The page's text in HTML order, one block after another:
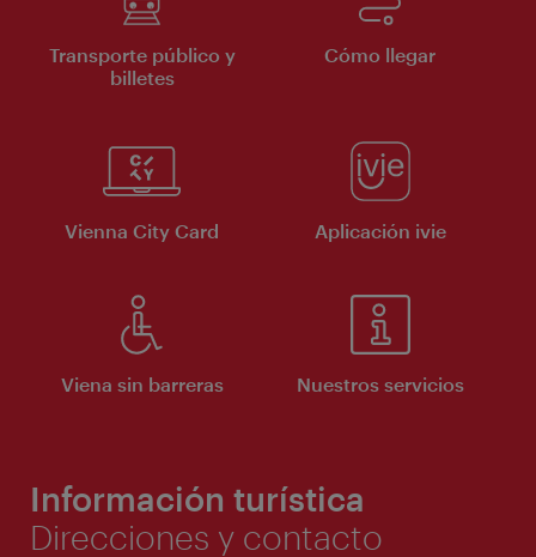
Transporte público y
billetes
Cómo llegar
Vienna City Card Aplicación ivie
Viena sin barreras Nuestros servicios
Información turística
Direcciones y contacto